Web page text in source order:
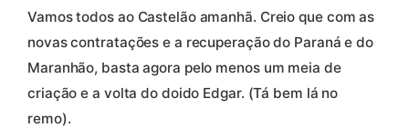
Vamos todos ao Castelão amanhã. Creio que com as
novas contratações e a recuperação do Paraná e do
Maranhão, basta agora pelo menos um meia de
criação e a volta do doido Edgar. (Tá bem lá no
remo).